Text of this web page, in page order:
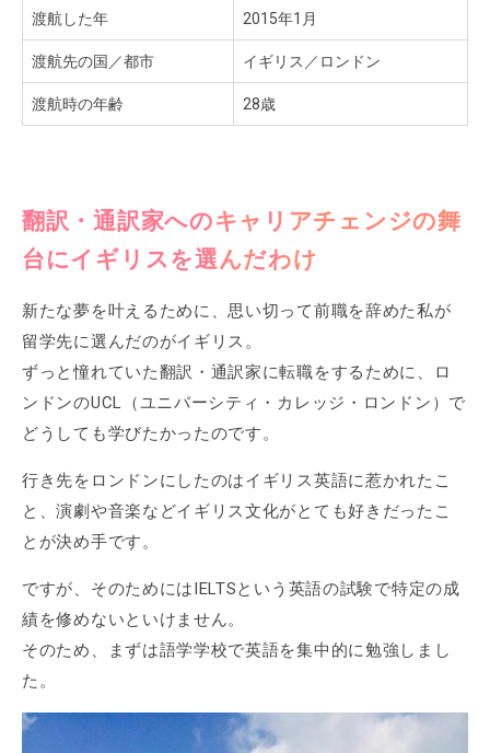
渡航した年 2015年1月
渡航先の国／都市 イギリス／ロンドン
渡航時の年齢 28歳
翻訳・通訳家へのキャリアチェンジの舞
台にイギリスを選んだわけ
新たな夢を叶えるために、思い切って前職を辞めた私が
留学先に選んだのがイギリス。
ずっと憧れていた翻訳・通訳家に転職をするために、ロ
ンドンのUCL（ユニバーシティ・カレッジ・ロンドン）で
どうしても学びたかったのです。
行き先をロンドンにしたのはイギリス英語に惹かれたこ
と、演劇や音楽などイギリス文化がとても好きだったこ
とが決め手です。
ですが、そのためにはIELTSという英語の試験で特定の成
績を修めないといけません。
そのため、まずは語学学校で英語を集中的に勉強しまし
た。